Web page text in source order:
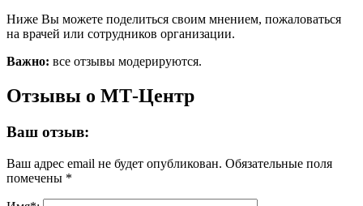
Ниже Вы можете поделиться своим мнением, пожаловаться
на врачей или сотрудников организации.
Важно: все отзывы модерируются.
Отзывы о МТ-Центр
Ваш отзыв:
Ваш адрес email не будет опубликован. Обязательные поля
помечены *